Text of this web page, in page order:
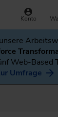
Konto
Web-Based
Umfrage